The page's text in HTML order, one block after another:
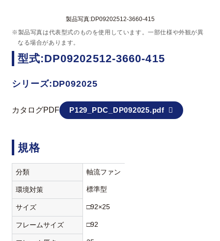
製品写真:DP09202512-3660-415
※製品写真は代表型式のものを使用しています。一部仕様や外観が異
なる場合があります。
型式:DP09202512-3660-415
シリーズ:DP092025
カタログPDF P129_PDC_DP092025.pdf
規格
分類 軸流ファン
環境対策 標準型
サイズ □92×25
フレームサイズ □92